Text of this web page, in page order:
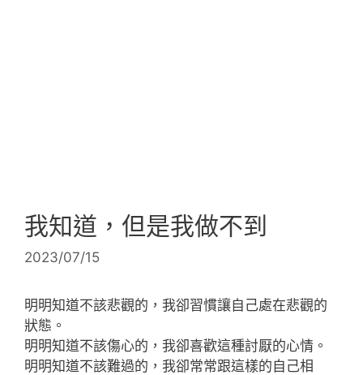
我知道，但是我做不到
2023/07/15
明明知道不該悲觀的，我卻習慣讓自己處在悲觀的
狀態。
明明知道不該傷心的，我卻喜歡這種討厭的心情。
明明知道不該難過的，我卻常常跟這樣的自己相